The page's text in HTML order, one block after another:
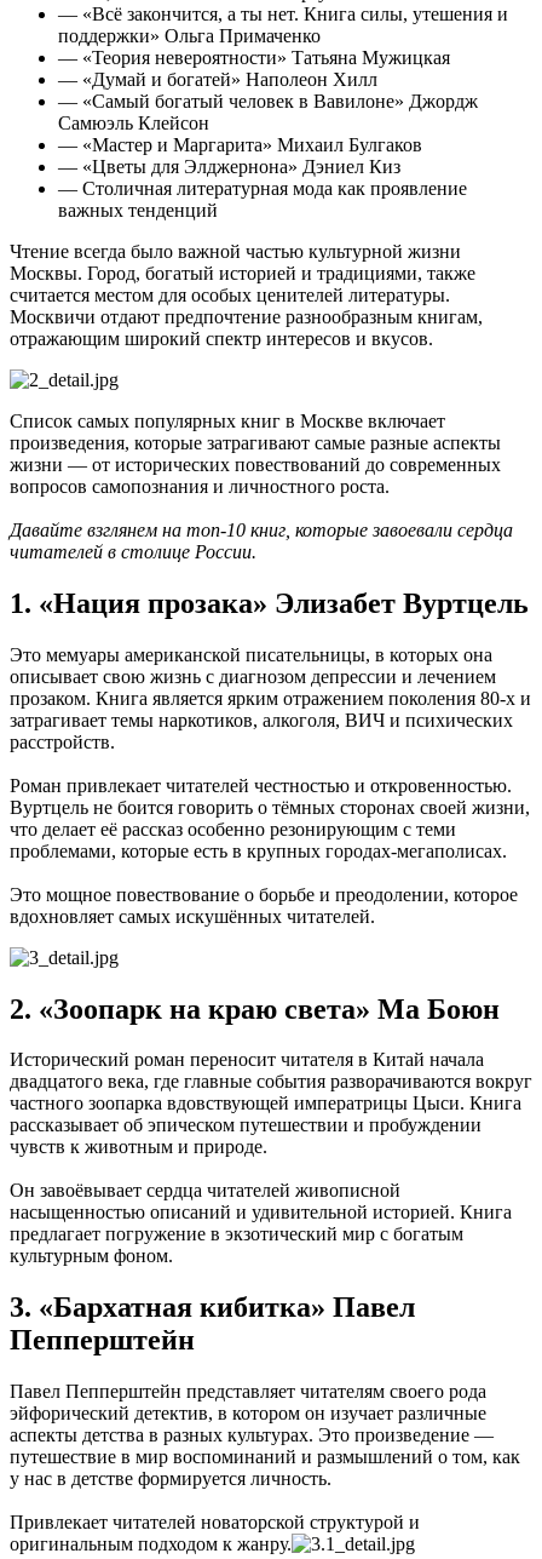
— «Всё закончится, а ты нет. Книга силы, утешения и
поддержки» Ольга Примаченко
— «Теория невероятности» Татьяна Мужицкая
— «Думай и богатей» Наполеон Хилл
— «Самый богатый человек в Вавилоне» Джордж
Самюэль Клейсон
— «Мастер и Маргарита» Михаил Булгаков
— «Цветы для Элджернона» Дэниел Киз
— Столичная литературная мода как проявление
важных тенденций
Чтение всегда было важной частью культурной жизни
Москвы. Город, богатый историей и традициями, также
считается местом для особых ценителей литературы.
Москвичи отдают предпочтение разнообразным книгам,
отражающим широкий спектр интересов и вкусов.
Список самых популярных книг в Москве включает
произведения, которые затрагивают самые разные аспекты
жизни — от исторических повествований до современных
вопросов самопознания и личностного роста.
Давайте взглянем на топ-10 книг, которые завоевали сердца
читателей в столице России.
1. «Нация прозака» Элизабет Вуртцель
Это мемуары американской писательницы, в которых она
описывает свою жизнь с диагнозом депрессии и лечением
прозаком. Книга является ярким отражением поколения 80-х и
затрагивает темы наркотиков, алкоголя, ВИЧ и психических
расстройств.
Роман привлекает читателей честностью и откровенностью.
Вуртцель не боится говорить о тёмных сторонах своей жизни,
что делает её рассказ особенно резонирующим с теми
проблемами, которые есть в крупных городах-мегаполисах.
Это мощное повествование о борьбе и преодолении, которое
вдохновляет самых искушённых читателей.
2. «Зоопарк на краю света» Ма Боюн
Исторический роман переносит читателя в Китай начала
двадцатого века, где главные события разворачиваются вокруг
частного зоопарка вдовствующей императрицы Цыси. Книга
рассказывает об эпическом путешествии и пробуждении
чувств к животным и природе.
Он завоёвывает сердца читателей живописной
насыщенностью описаний и удивительной историей. Книга
предлагает погружение в экзотический мир с богатым
культурным фоном.
3. «Бархатная кибитка» Павел
Пепперштейн
Павел Пепперштейн представляет читателям своего рода
эйфорический детектив, в котором он изучает различные
аспекты детства в разных культурах. Это произведение —
путешествие в мир воспоминаний и размышлений о том, как
у нас в детстве формируется личность.
Привлекает читателей новаторской структурой и
оригинальным подходом к жанру.